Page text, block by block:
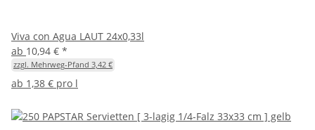
Viva con Agua LAUT 24x0,33l
ab 10,94 € *
zzgl. Mehrweg-Pfand 3,42 €
ab 1,38 € pro l